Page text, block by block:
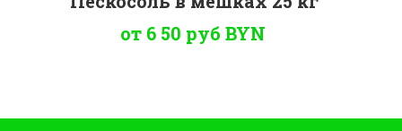
от 6 50 руб BYN